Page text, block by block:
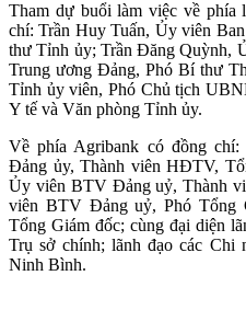
Tham dự buổi làm việc về phía
chí: Trần Huy Tuấn, Ủy viên
thư Tỉnh ủy; Trần Đăng Quỳnh,
Trung ương Đảng, Phó Bí thư
Tỉnh ủy viên, Phó Chủ tịch
Y tế và Văn phòng Tỉnh ủy.
Về phía Agribank có đồng
Đảng ủy, Thành viên HĐTV,
Ủy viên BTV Đảng uỷ, Thành
viên BTV Đảng uỷ, Phó Tổng
Tổng Giám đốc; cùng đại diện
Trụ sở chính; lãnh đạo các Chi
Ninh Bình.